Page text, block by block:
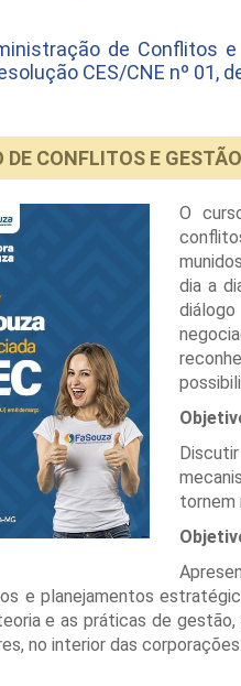
de Conflitos
CES/CNE nº 01,
CONFLITOS E
O
dia a
tornem
e planejamentos
e as práticas de
no interior das corporações.